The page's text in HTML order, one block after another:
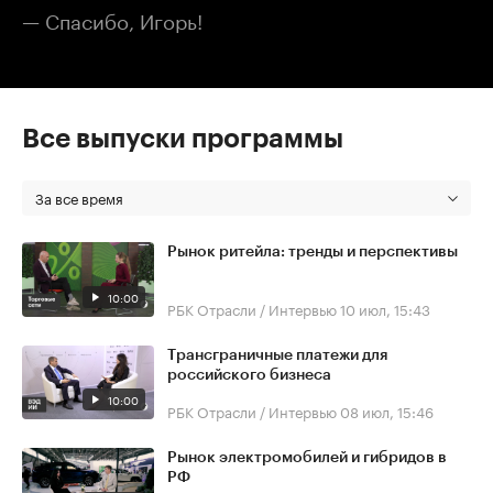
— Спасибо, Игорь!
Все выпуски программы
За все время
10:00
Рынок ритейла: тренды и перспективы
РБК Отрасли / Интервью10 июл, 15:43
10:00
Трансграничные платежи для
российского бизнеса
РБК Отрасли / Интервью 08 июл, 15:46
Рынок электромобилей и гибридов в
РФ